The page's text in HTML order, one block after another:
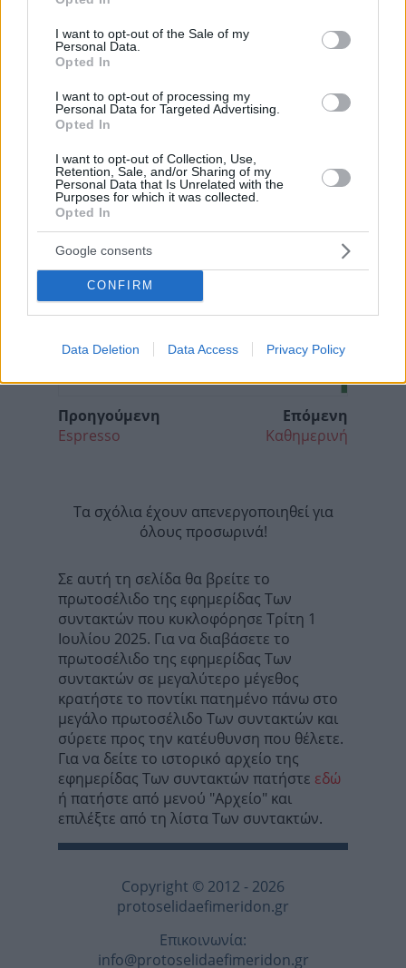
use your data for below specified purposes in below Google
consent section.
I want to opt-out of the Sale of my
Personal Data.
Opted In
I want to opt-out of processing my
Personal Data for Targeted Advertising.
Opted In
I want to opt-out of Collection, Use,
Retention, Sale, and/or Sharing of my
Personal Data that Is Unrelated with the
Purposes for which it was collected.
Opted In
Google consents
CONFIRM
Data Deletion Data Access Privacy Policy
Προηγούμενη
Espresso
Επόμενη
Καθημερινή
Τα σχόλια έχουν απενεργοποιηθεί για
όλους προσωρινά!
Σε αυτή τη σελίδα θα βρείτε το
πρωτοσέλιδο της εφημερίδας Των
συντακτών που κυκλοφόρησε Τρίτη 1
Ιουλίου 2025. Για να διαβάσετε το
πρωτοσέλιδο της εφημερίδας Των
συντακτών σε μεγαλύτερο μέγεθος
κρατήστε το ποντίκι πατημένο πάνω στο
μεγάλο πρωτοσέλιδο Των συντακτών και
σύρετε προς την κατέυθυνση που θέλετε.
Για να δείτε το ιστορικό αρχείο της
εφημερίδας Των συντακτών πατήστε εδώ
ή πατήστε από μενού "Αρχείο" και
επιλέξτε από τη λίστα Των συντακτών.
Copyright © 2012 - 2026
protoselidaefimeridon.gr
Επικοινωνία:
info@protoselidaefimeridon.gr